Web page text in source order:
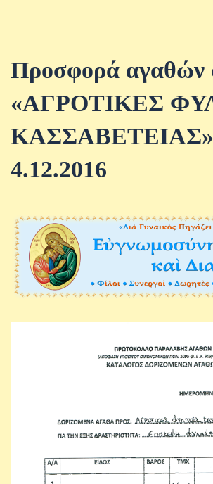
Προσφορά αγαθών
«ΑΓΡΟΤΙΚΕΣ
ΚΑΣΣΑΒΕΤΕΙΑΣ»
4.12.2016